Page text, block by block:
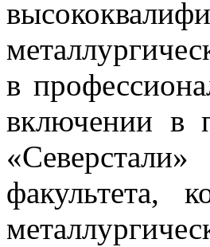
в
включении в
факультета,